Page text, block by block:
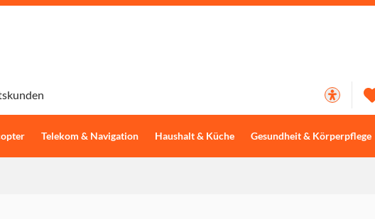
Telekom & Navigation Haushalt & Küche Gesundheit & Körperpflege